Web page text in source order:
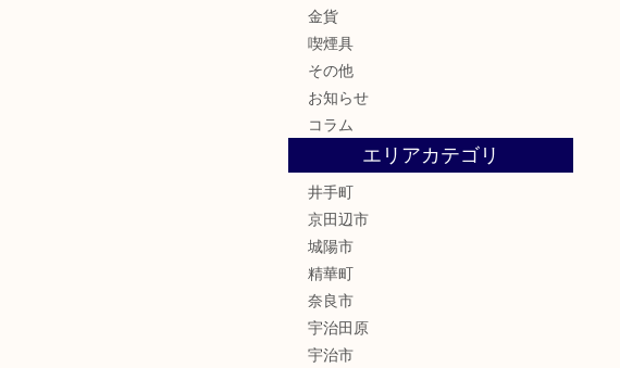
金貨
喫煙具
その他
お知らせ
コラム
エリアカテゴリ
井手町
京田辺市
城陽市
精華町
奈良市
宇治田原
宇治市